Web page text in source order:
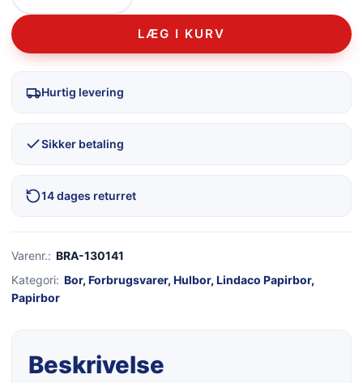
LÆG I KURV
Hurtig levering
Sikker betaling
14 dages returret
Varenr.: BRA-130141
Kategori: Bor, Forbrugsvarer, Hulbor, Lindaco Papirbor,
Papirbor
Beskrivelse